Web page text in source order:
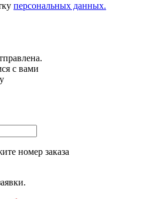
персональных данных.
с вами
номер заказа